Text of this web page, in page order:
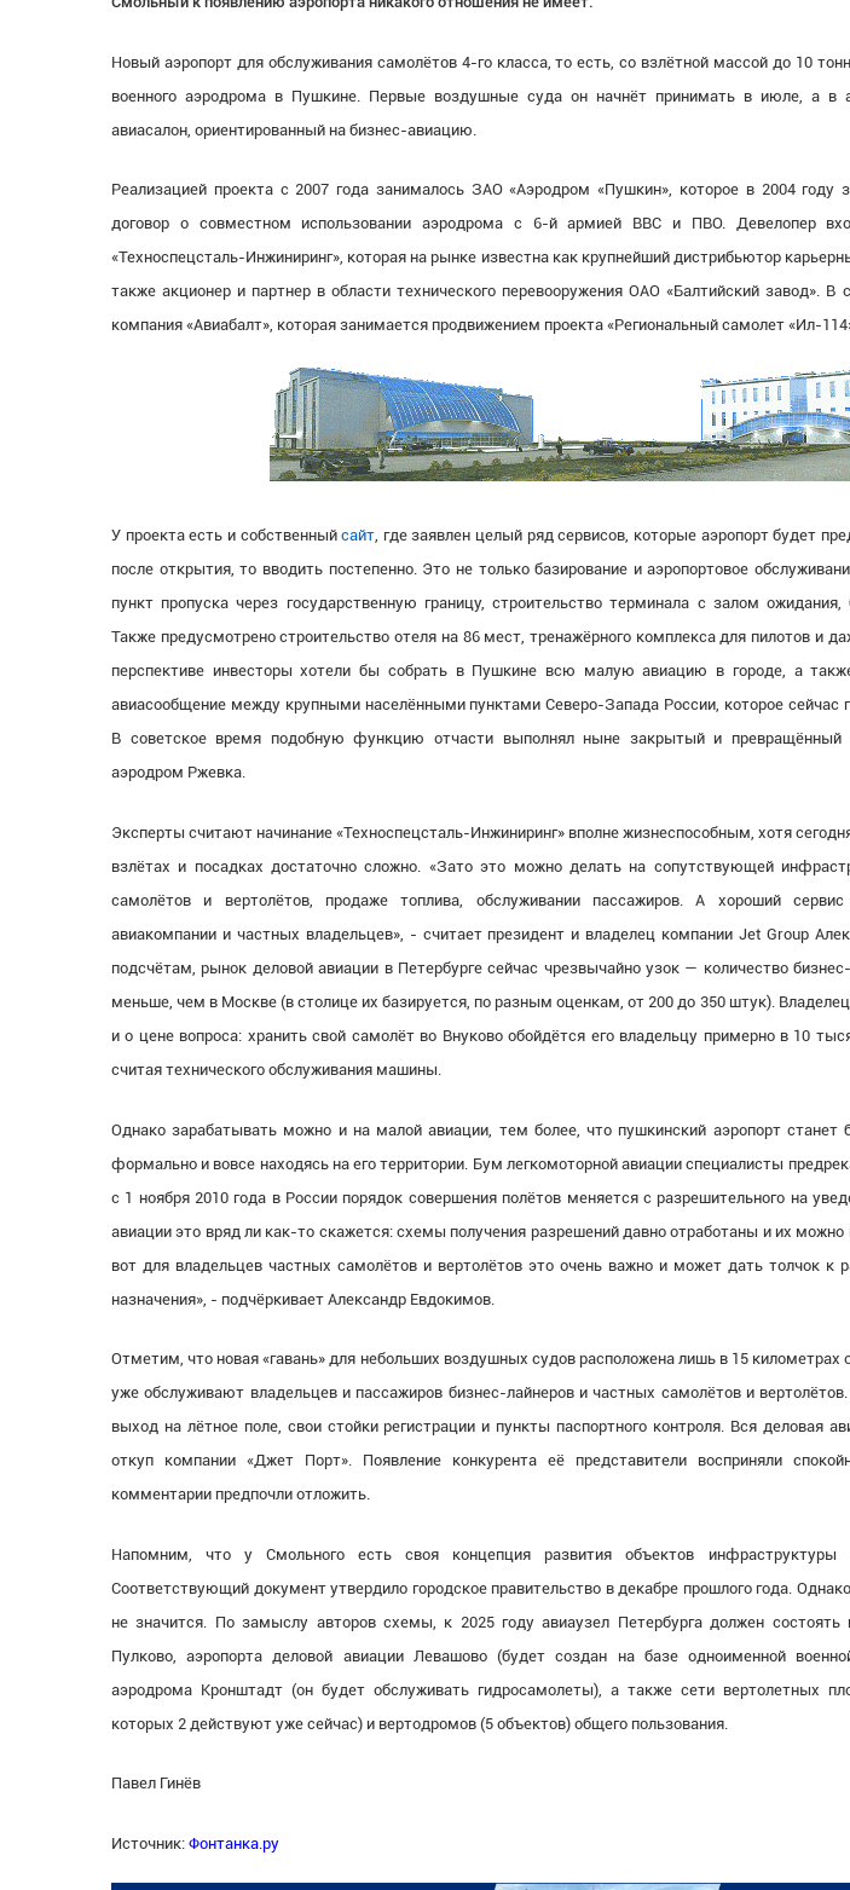
Новый аэропорт для обслуживания самолётов 4-го класса, то есть, со взлётной массой до 10
военного аэродрома в Пушкине. Первые воздушные суда он начнёт принимать в июле, а в
авиасалон, ориентированный на бизнес-авиацию.
Реализацией проекта с 2007 года занималось ЗАО «Аэродром «Пушкин», которое в 2004 году
договор о совместном использовании аэродрома с 6-й армией ВВС и ПВО. Девелопер
«Техноспецсталь-Инжиниринг», которая на рынке известна как крупнейший дистрибьютор
также акционер и партнер в области технического перевооружения ОАО «Балтийский завод». В
компания «Авиабалт», которая занимается продвижением проекта «Региональный самолет «Ил-
У проекта есть и собственныйсайт, где заявлен целый ряд сервисов, которые аэропорт будет
после открытия, то вводить постепенно. Это не только базирование и аэропортовое
пункт пропуска через государственную границу, строительство терминала с залом
Также предусмотрено строительство отеля на 86 мест, тренажёрного комплекса для пилотов и
перспективе инвесторы хотели бы собрать в Пушкине всю малую авиацию в городе, а также
авиасообщение между крупными населёнными пунктами Северо-Запада России, которое сейчас
В советское время подобную функцию отчасти выполнял ныне закрытый и превращённый
аэродром Ржевка.
Эксперты считают начинание «Техноспецсталь-Инжиниринг» вполне жизнеспособным, хотя
взлётах и посадках достаточно сложно. «Зато это можно делать на сопутствующей
самолётов и вертолётов, продаже топлива, обслуживании пассажиров. А хороший сервис
авиакомпании и частных владельцев», - считает президент и владелец компании Jet Group
подсчётам, рынок деловой авиации в Петербурге сейчас чрезвычайно узок — количество
меньше, чем в Москве (в столице их базируется, по разным оценкам, от 200 до 350 штук).
и о цене вопроса: хранить свой самолёт во Внуково обойдётся его владельцу примерно в 10
считая технического обслуживания машины.
Однако зарабатывать можно и на малой авиации, тем более, что пушкинский аэропорт станет
формально и вовсе находясь на его территории. Бум легкомоторной авиации специалисты
с 1 ноября 2010 года в России порядок совершения полётов меняется с разрешительного на
авиации это вряд ли как-то скажется: схемы получения разрешений давно отработаны и их можно
вот для владельцев частных самолётов и вертолётов это очень важно и может дать толчок к
назначения», - подчёркивает Александр Евдокимов.
Отметим, что новая «гавань» для небольших воздушных судов расположена лишь в 15 километрах
уже обслуживают владельцев и пассажиров бизнес-лайнеров и частных самолётов и
выход на лётное поле, свои стойки регистрации и пункты паспортного контроля. Вся деловая
откуп компании «Джет Порт». Появление конкурента её представители восприняли
комментарии предпочли отложить.
Напомним, что у Смольного есть своя концепция развития объектов инфраструктуры
Соответствующий документ утвердило городское правительство в декабре прошлого года.
не значится. По замыслу авторов схемы, к 2025 году авиаузел Петербурга должен состоять
Пулково, аэропорта деловой авиации Левашово (будет создан на базе одноименной
аэродрома Кронштадт (он будет обслуживать гидросамолеты), а также сети вертолетных
которых 2 действуют уже сейчас) и вертодромов (5 объектов) общего пользования.
Павел Гинёв
Источник: Фонтанка.ру